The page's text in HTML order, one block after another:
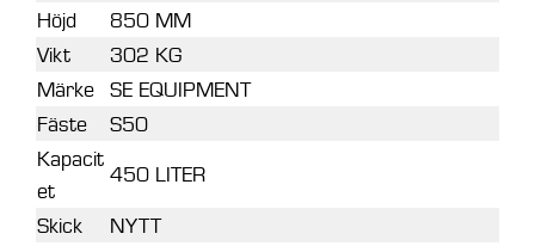
Höjd
850 MM
Vikt
302 KG
Märke SE EQUIPMENT
Fäste
S50
Kapacit
et
450 LITER
Skick
NYTT